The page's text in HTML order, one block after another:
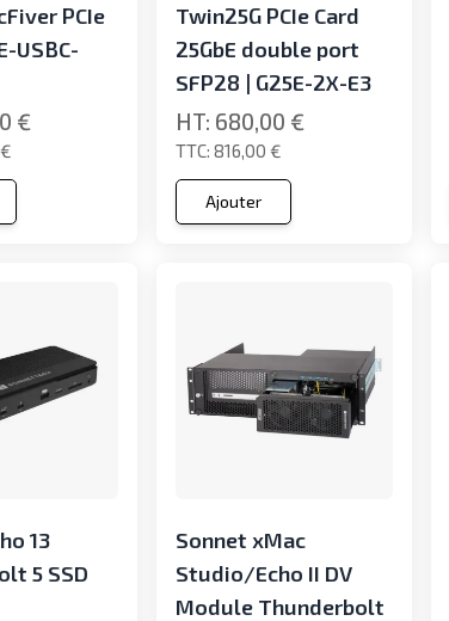
PCIe
USBC-
€
Twin25G PCIe Card
25GbE double port
SFP28 | G25E-2X-E3
816,00 €
680,00 €
Ajouter
13
5 SSD
Sonnet xMac
Studio/Echo II DV
Module Thunderbolt